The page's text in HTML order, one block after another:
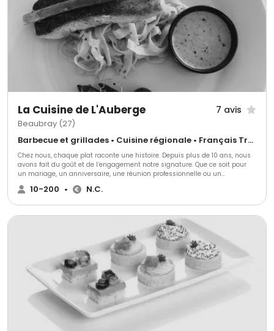
La Cuisine de L'Auberge 7 avis
Beaubray (27)
Barbecue et grillades • Cuisine régionale • Français Traditionnel
Chez nous, chaque plat raconte une histoire. Depuis plus de 10 ans, nous
avons fait du goût et de l’engagement notre signature. Que ce soit pour
un mariage, un anniversaire, une réunion professionnelle ou un
séminaire, la cuisine de l’Auberge vous accompagne pour créer des
moments gourmands et conviviaux, dans toute la Normandie et l'île de
notre domaine privé, L'Auberge de la comtesse, des événements "clé en
main" avec salle de réception, jardin paysager, hébergements, repas et
"l'Auberge de la comtesse" à Beaubray sur 1001salles
10-200 • N.C.